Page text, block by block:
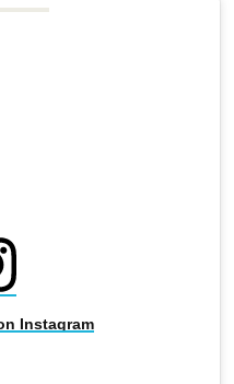
Instagram